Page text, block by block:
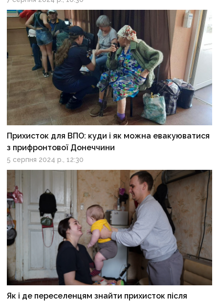
Прихисток для ВПО: куди і як можна евакуюватися
з прифронтової Донеччини
5 серпня 2024 р., 12:30
Як і де переселенцям знайти прихисток після